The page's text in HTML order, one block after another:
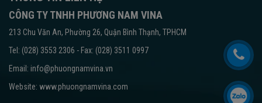
CÔNG TY TNHH PHƯƠNG NAM VINA
213 Chu Văn An, Phường 26, Quận Bình Thạnh, TPHCM
Tel: (028) 3553 2306 - Fax: (028) 3511 0997
Email: info@phuongnamvina.vn
Website: www.phuongnamvina.com